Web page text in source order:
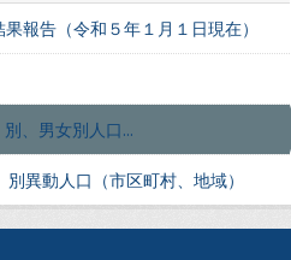
報告（令和５年１月１日現在）
、男女別人口...
異動人口（市区町村、地域）